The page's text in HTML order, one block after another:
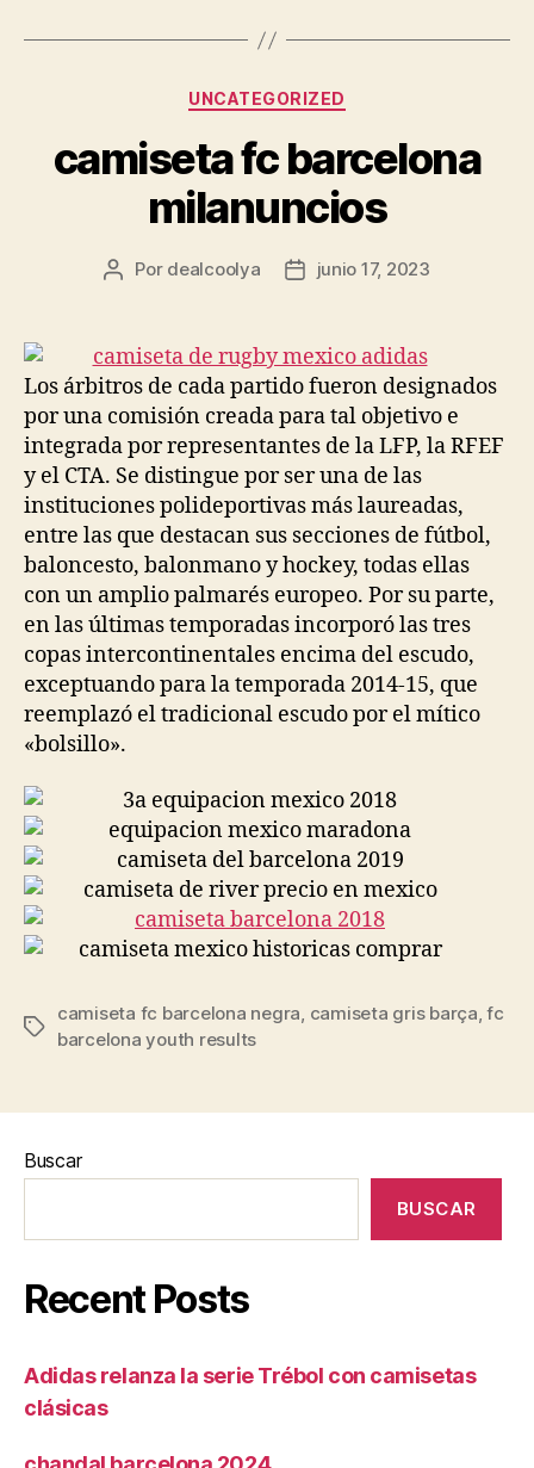
Categorías
UNCATEGORIZED
camiseta fc barcelona
milanuncios
Autor
entrada
Por dealcoolya
Fecha
entrada
junio 17, 2023
Los árbitros de cada partido fueron designados
por una comisión creada para tal objetivo e
integrada por representantes de la LFP, la RFEF
y el CTA. Se distingue por ser una de las
instituciones polideportivas más laureadas,
entre las que destacan sus secciones de fútbol,
baloncesto, balonmano y hockey, todas ellas
con un amplio palmarés europeo. Por su parte,
en las últimas temporadas incorporó las tres
copas intercontinentales encima del escudo,
exceptuando para la temporada 2014-15, que
reemplazó el tradicional escudo por el mítico
«bolsillo».
Etiquetas
camiseta fc barcelona negra, camiseta gris barça,fc
barcelona youth results
Buscar
BUSCAR
Recent Posts
Adidas relanza la serie Trébol con camisetas
clásicas